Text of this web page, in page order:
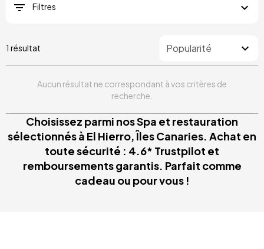
Filtres
1 résultat
Aucun résultat ne correspondant à vos critères de
recherche.
Choisissez parmi nos Spa et restauration
sélectionnés à El Hierro, Îles Canaries. Achat en
toute sécurité : 4.6* Trustpilot et
remboursements garantis. Parfait comme
cadeau ou pour vous !